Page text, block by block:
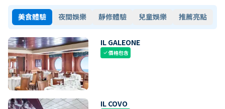
美食體驗 夜間娛樂 靜修體驗 兒童娛樂 推薦亮點
IL GALEONE
check價格包含
IL COVO